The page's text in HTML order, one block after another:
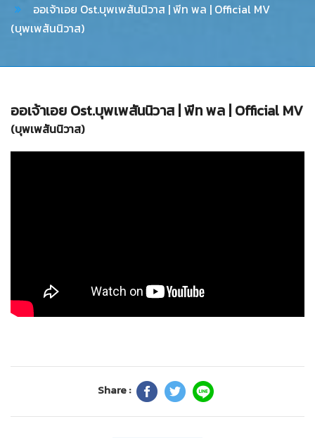
ออเจ้าเอย Ost.บุพเพสันนิวาส | พีท พล | Official MV
(บุพเพสันนิวาส)
ออเจ้าเอย Ost.บุพเพสันนิวาส | พีท พล | Official MV
(บุพเพสันนิวาส)
Share :